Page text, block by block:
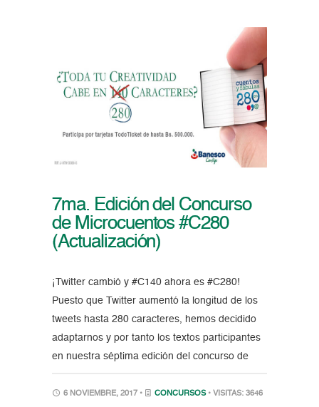
7ma. Edición del Concurso
de Microcuentos #C280
(Actualización)
¡Twitter cambió y #C140 ahora es #C280!
Puesto que Twitter aumentó la longitud de los
tweets hasta 280 caracteres, hemos decidido
adaptarnos y por tanto los textos participantes
en nuestra séptima edición del concurso de
6 NOVIEMBRE, 2017 • CONCURSOS • VISITAS: 3646